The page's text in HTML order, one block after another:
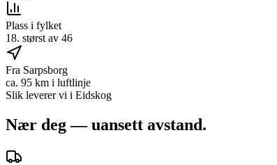
Plass i fylket
18. størst av 46
Fra Sarpsborg
ca. 95 km i luftlinje
Slik leverer vi i Eidskog
Nær deg — uansett avstand.